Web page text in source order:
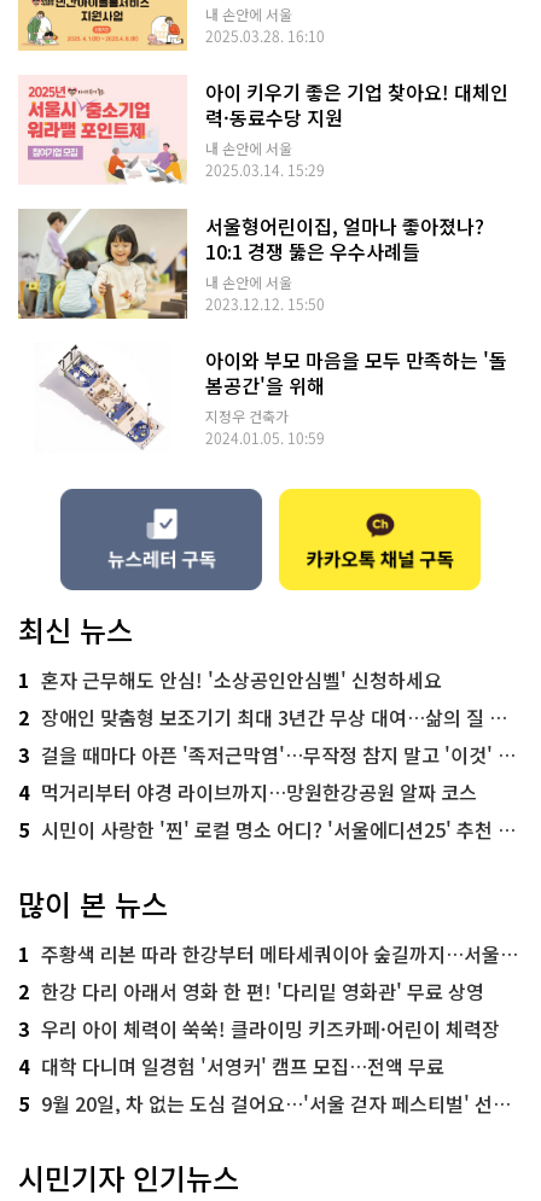
내 손안에 서울
2025.03.28. 16:10
아이 키우기 좋은 기업 찾아요! 대체인
력·동료수당 지원
내 손안에 서울
2025.03.14. 15:29
서울형어린이집, 얼마나 좋아졌나?
10:1 경쟁 뚫은 우수사례들
내 손안에 서울
2023.12.12. 15:50
아이와 부모 마음을 모두 만족하는 '돌
봄공간'을 위해
지정우 건축가
2024.01.05. 10:59
최신 뉴스
1 혼자 근무해도 안심! '소상공인안심벨' 신청하세요
2 장애인 맞춤형 보조기기 최대 3년간 무상 대여…삶의 질 높인다
3 걸을 때마다 아픈 '족저근막염'…무작정 참지 말고 '이것' 해보세요!
4 먹거리부터 야경 라이브까지…망원한강공원 알짜 코스
5 시민이 사랑한 '찐' 로컬 명소 어디? '서울에디션25' 추천 코스
많이 본 뉴스
1 주황색 리본 따라 한강부터 메타세쿼이아 숲길까지…서울둘레길 15코스
2 한강 다리 아래서 영화 한 편! '다리밑 영화관' 무료 상영
3 우리 아이 체력이 쑥쑥! 클라이밍 키즈카페·어린이 체력장
4 대학 다니며 일경험 '서영커' 캠프 모집…전액 무료
5 9월 20일, 차 없는 도심 걸어요…'서울 걷자 페스티벌' 선착순 5천명
시민기자 인기뉴스